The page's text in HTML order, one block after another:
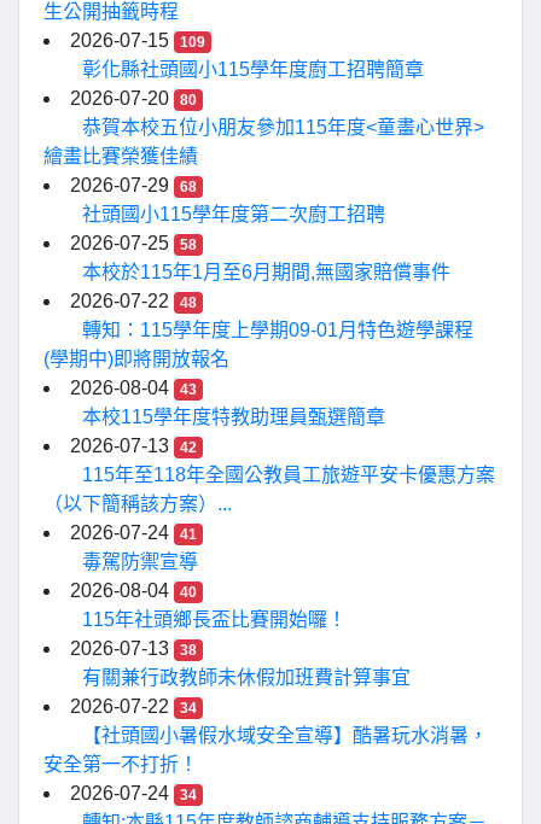
生公開抽籤時程
2026-07-15
109
彰化縣社頭國小115學年度廚工招聘簡章
2026-07-20
80
恭賀本校五位小朋友參加115年度<童畫心世界>
繪畫比賽榮獲佳績
2026-07-29
68
社頭國小115學年度第二次廚工招聘
2026-07-25
58
本校於115年1月至6月期間,無國家賠償事件
2026-07-22
48
轉知：115學年度上學期09-01月特色遊學課程
(學期中)即將開放報名
2026-08-04
43
本校115學年度特教助理員甄選簡章
2026-07-13
42
115年至118年全國公教員工旅遊平安卡優惠方案
（以下簡稱該方案）...
2026-07-24
41
毒駕防禦宣導
2026-08-04
40
115年社頭鄉長盃比賽開始囉！
2026-07-13
38
有關兼行政教師未休假加班費計算事宜
2026-07-22
34
【社頭國小暑假水域安全宣導】酷暑玩水消暑，
安全第一不打折！
2026-07-24
34